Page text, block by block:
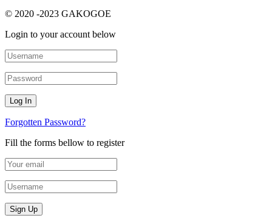
© 2020 -2023 GAKOGOE
Login to your account below
Forgotten Password?
Fill the forms bellow to register